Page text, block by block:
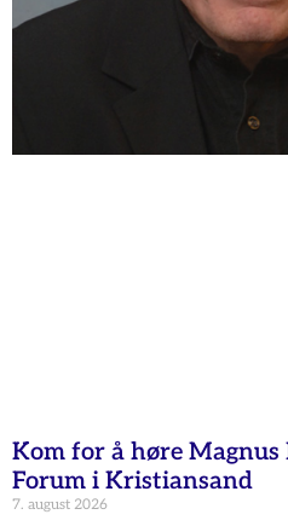
Kom for å høre
Forum i Kristiansand
7. august 2026